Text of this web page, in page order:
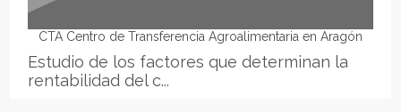
CTA Centro de Transferencia Agroalimentaria en Aragón
Estudio de los factores que determinan la
rentabilidad del c...